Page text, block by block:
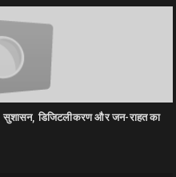
सुशासन, डिजिटलीकरण और जन-राहत का